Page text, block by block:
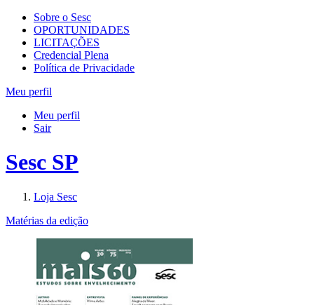
Sobre o Sesc
OPORTUNIDADES
LICITAÇÕES
Credencial Plena
Política de Privacidade
Meu perfil
Meu perfil
Sair
Sesc SP
Loja Sesc
Matérias da edição